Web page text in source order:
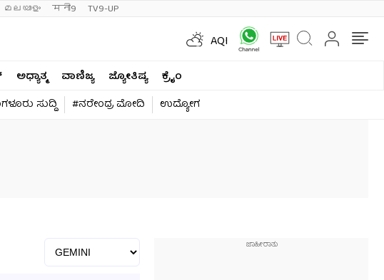
മലയാളം मनी9 TV9-UP
AQI
ಅಧ್ಯಾತ್ಮ ವಾಣಿಜ್ಯ ಜ್ಯೋತಿಷ್ಯ
ಕ್ರೈಂ
ಸುದ್ದಿ #ನರೇಂದ್ರ ಮೋದಿ ಉದ್ಯೋಗ